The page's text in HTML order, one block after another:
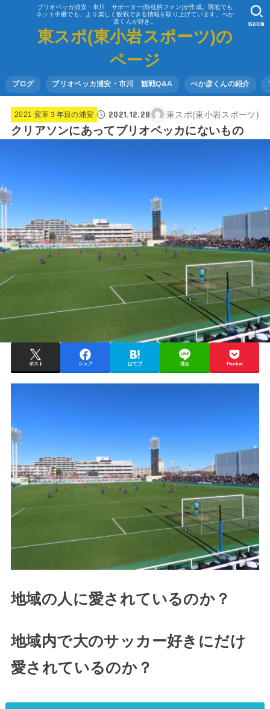
ブリオベッカ浦安・市川 サポーター(熱狂的ファン)が作成。現地でも
ネット中継でも、より楽しく観戦できる情報を取り上げています。べか
彦くんが好き。
東スポ(東小岩スポーツ)の
ページ
ブログ ブリオベッカ浦安・市川 観戦Q&A べか彦くんの紹介
SEARCH
2021 変革３年目の浦安 2021.12.28 東スポ(東小岩スポーツ)
クリアソンにあってブリオベッカにないもの
ポスト シェア はてブ 送る Pocket
地域の人に愛されているのか？
地域内で大のサッカー好きにだけ
愛されているのか？